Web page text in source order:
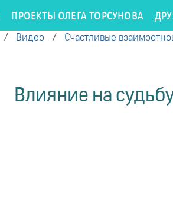
ПРОЕКТЫ ОЛЕГА ТОРСУНОВА
/ Видео / Счастливые
Влияние на